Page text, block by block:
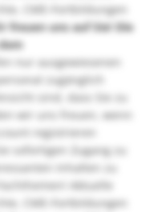
CME-Fortbildungen
freuen uns auf Sie! Die
nur ausgewiesenen
zugänglich
sind, dass Sie zu
wir uns freuen, wenn
registrieren
sofortigen Zugang zu
Inhalten zu
Aktuelle
CME-Fortbildungen